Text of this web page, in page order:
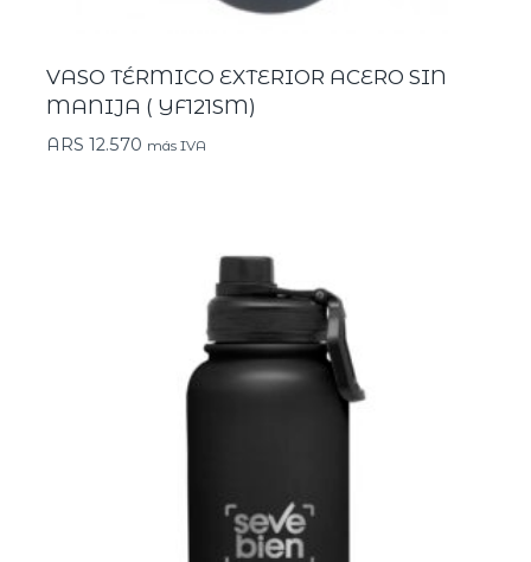
VASO TÉRMICO EXTERIOR ACERO SIN
MANIJA ( YF121SM)
ARS 12.570 más IVA